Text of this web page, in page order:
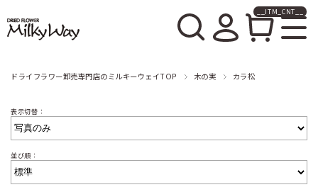
__ITM_CNT__
ドライフラワー卸売専門店のミルキーウェイTOP 木の実 カラ松
表示切替：
並び順：